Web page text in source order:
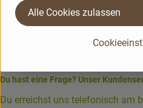
Du hast eine Frage? Unser
Du erreichst uns telefonisch am
Alle Cookies zulassen